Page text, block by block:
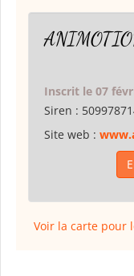
Inscrit le 07
Siren :
Site web :
Voir la carte pour